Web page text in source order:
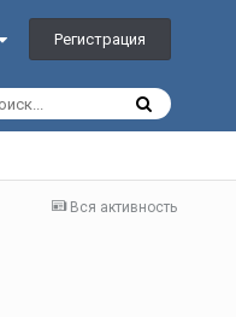
Регистрация
Вся активность